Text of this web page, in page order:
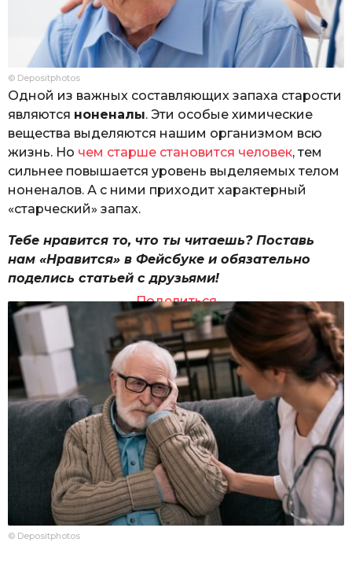
© Depositphotos
Одной из важных составляющих запаха старости
являются ноненалы. Эти особые химические
вещества выделяются нашим организмом всю
жизнь. Но чем старше становится человек, тем
сильнее повышается уровень выделяемых телом
ноненалов. А с ними приходит характерный
«старческий» запах.
Тебе нравится то, что ты читаешь? Поставь
нам «Нравится» в Фейсбуке и обязательно
поделись статьей с друзьями!
Поделиться
© Depositphotos